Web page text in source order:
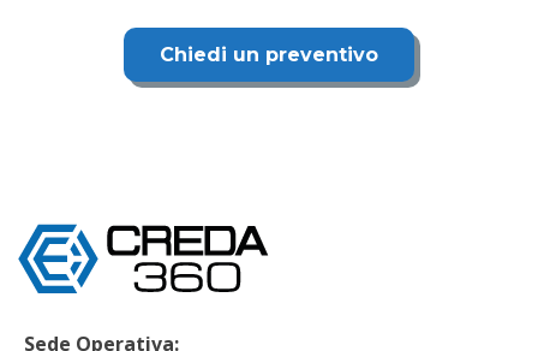
Chiedi un preventivo
Sede Operativa: